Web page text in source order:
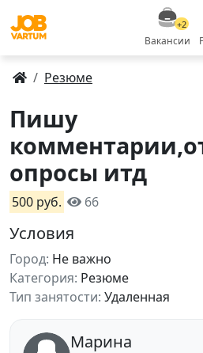
+2
Вакансии
Резюме
Пишу
опросы итд
500 руб. 66
Условия
Город: Не важно
Категория: Резюме
Тип занятости: Удаленная
Марина